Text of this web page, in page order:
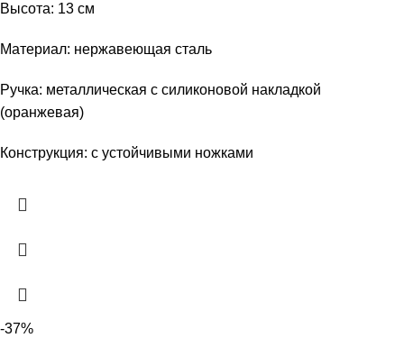
Высота: 13 см
Материал: нержавеющая сталь
Ручка: металлическая с силиконовой накладкой
(оранжевая)
Конструкция: с устойчивыми ножками
-37%